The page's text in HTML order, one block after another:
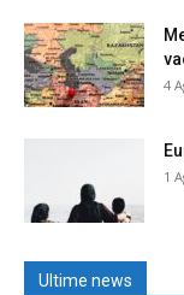
4
1
Ultime news